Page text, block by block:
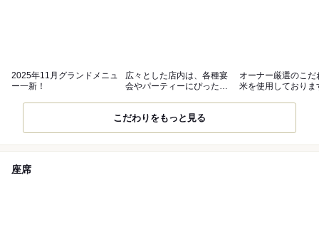
2025年11月グランドメニュ
ー一新！
広々とした店内は、各種宴
会やパーティーにぴった
オーナー厳選のこだ
米を使用しており
こだわりをもっと見る
座席